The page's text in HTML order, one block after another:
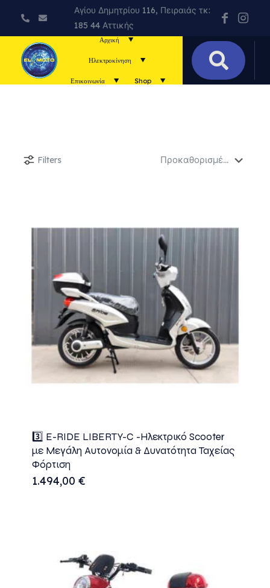
Αγίου Δημητρίου 116, Πειραιάς τκ:
185 44 Αττικής
Αρχική
Ηλεκτροκίνηση
Επικοινωνία Shop
Filters
3️⃣ E-RIDE LIBERTY-C -Ηλεκτρικό Scooter
με Μεγάλη Αυτονομία & Δυνατότητα Ταχείας
Φόρτιση
1.494,00 €